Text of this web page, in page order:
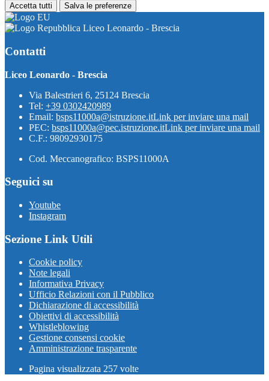
Accetta tutti Salva le preferenze
Liceo Leonardo - Brescia
Contatti
Liceo Leonardo - Brescia
Via Balestrieri 6, 25124 Brescia
Tel: +39 0302420989
Email: bsps11000a@istruzione.itLink per inviare una mail
PEC: bsps11000a@pec.istruzione.itLink per inviare una mail
C.F.: 98092930175
Cod. Meccanografico: BSPS11000A
Seguici su
Youtube
Instagram
Sezione Link Utili
Cookie policy
Note legali
Informativa Privacy
Ufficio Relazioni con il Pubblico
Dichiarazione di accessibilità
Obiettivi di accessibilità
Whistleblowing
Gestione consensi cookie
Amministrazione trasparente
Pagina visualizzata 257 volte